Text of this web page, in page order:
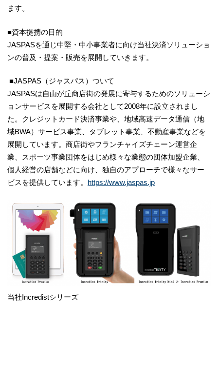
ます。
■資本提携の目的
JASPASを通じ中堅・中小事業者に向け当社決済ソリューショ
ンの普及・提案・販売を展開していきます。
■JASPAS（ジャスパス）ついて
JASPASは自由が丘商店街の発展に寄与するためのソリューシ
ョンサービスを展開する会社として2008年に設立されまし
た。クレジットカード決済事業や、地域高速データ通信（地
域BWA）サービス事業、タブレット事業、不動産事業などを
展開しています。商店街やフランチャイズチェーン運営企
業、スポーツ事業団体をはじめ様々な業態の団体加盟企業、
個人経営の店舗などに向け、独自のアプローチで様々なサー
ビスを提供しています。 https://www.jaspas.jp
当社Incredistシリーズ